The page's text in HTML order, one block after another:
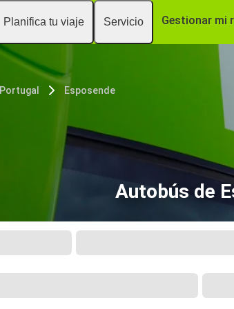
Planifica tu viaje Servicio Gestionar mi
Portugal Esposende
Autobús de